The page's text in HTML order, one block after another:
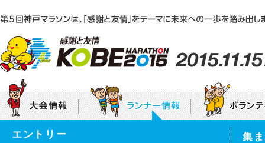
エントリー 集